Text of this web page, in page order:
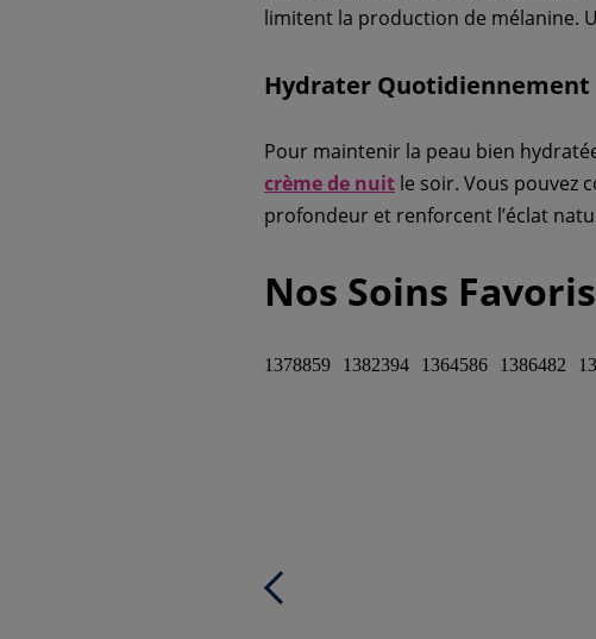
limitent la production de mélanine.
Hydrater Quotidiennement
Pour maintenir la peau bien
crème de nuit le soir. Vous pouvez
profondeur et renforcent l’éclat
Nos Soins
1378859 1382394 1364586 1386482